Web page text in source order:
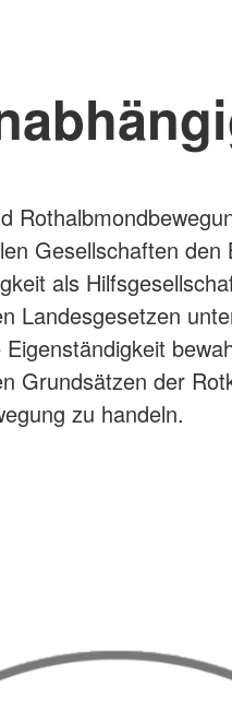
Gesellschaften den
als
Landesgesetzen
Grundsätzen der
zu handeln.